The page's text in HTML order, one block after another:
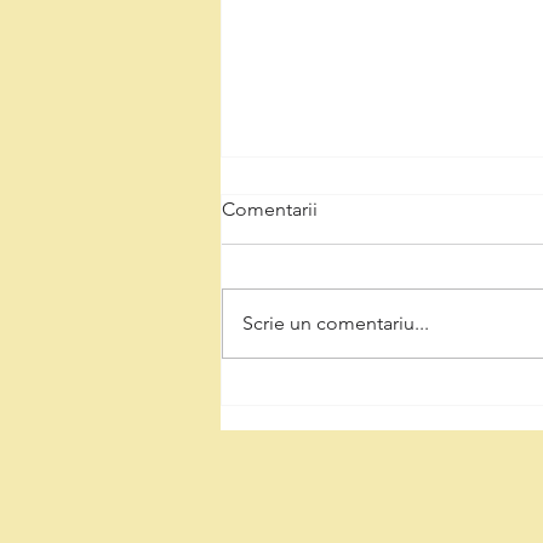
Comentarii
Scrie un comentariu...